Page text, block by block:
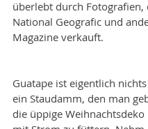
überlebt durch Fotografien,
National Geografic und
Magazine verkauft.
Guatape ist eigentlich
ein Staudamm, den man
die üppige